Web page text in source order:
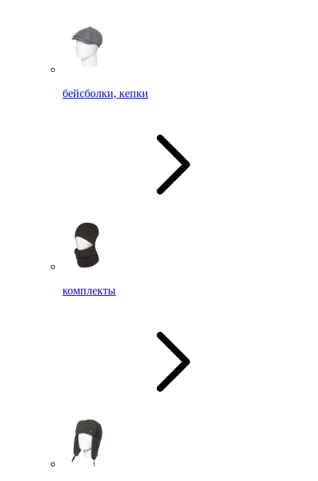
бейсболки, кепки
комплекты